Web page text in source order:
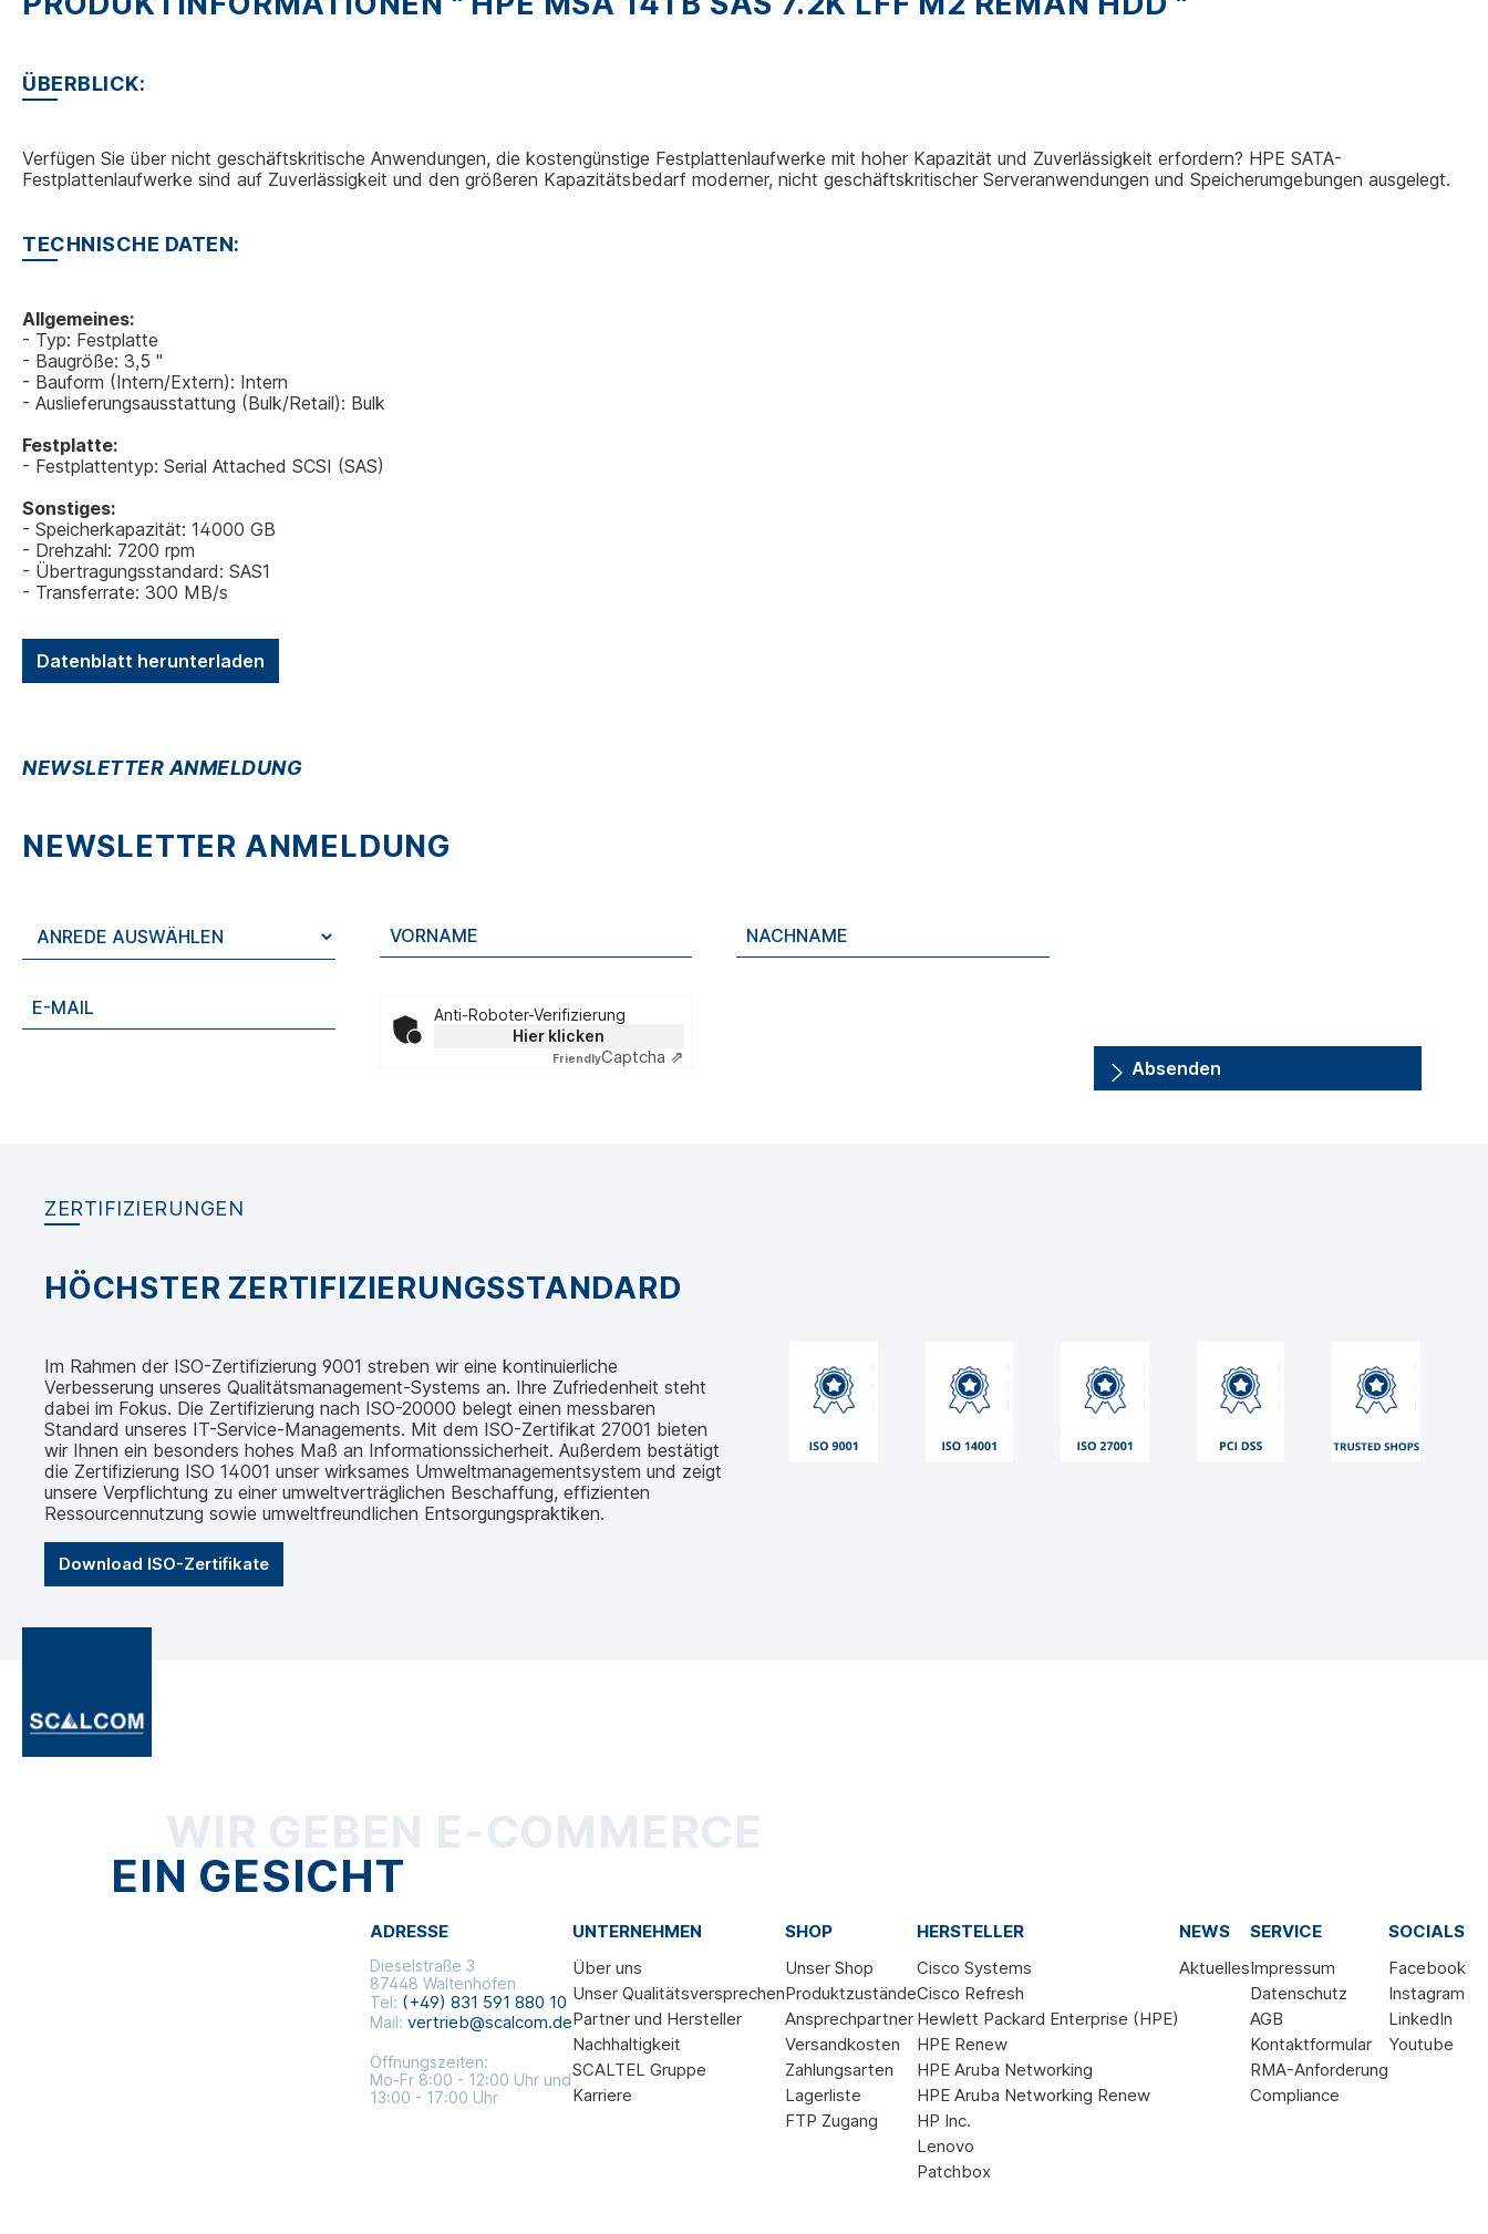
ÜBERBLICK:
Verfügen Sie über nicht geschäftskritische Anwendungen, die kostengünstige Festplattenlaufwerke mit hoher Kapazität und Zuverlässigkeit erfordern? HPE SATA-
Festplattenlaufwerke sind auf Zuverlässigkeit und den größeren Kapazitätsbedarf moderner, nicht geschäftskritischer Serveranwendungen und Speicherumgebungen ausgelegt.
TECHNISCHE DATEN:
Allgemeines:
- Typ: Festplatte
- Baugröße: 3,5 "
- Bauform (Intern/Extern): Intern
- Auslieferungsausstattung (Bulk/Retail): Bulk
Festplatte:
- Festplattentyp: Serial Attached SCSI (SAS)
Sonstiges:
- Speicherkapazität: 14000 GB
- Drehzahl: 7200 rpm
- Übertragungsstandard: SAS1
- Transferrate: 300 MB/s
Datenblatt herunterladen
NEWSLETTER ANMELDUNG
NEWSLETTER ANMELDUNG
Anti-Roboter-Verifizierung
Hier klicken
FriendlyCaptcha ⇗
Absenden
ZERTIFIZIERUNGEN
HÖCHSTER ZERTIFIZIERUNGSSTANDARD
Im Rahmen der ISO-Zertifizierung 9001 streben wir eine kontinuierliche
Verbesserung unseres Qualitätsmanagement-Systems an. Ihre Zufriedenheit steht
dabei im Fokus. Die Zertifizierung nach ISO-20000 belegt einen messbaren
Standard unseres IT-Service-Managements. Mit dem ISO-Zertifikat 27001 bieten
wir Ihnen ein besonders hohes Maß an Informationssicherheit. Außerdem bestätigt
die Zertifizierung ISO 14001 unser wirksames Umweltmanagementsystem und zeigt
unsere Verpflichtung zu einer umweltverträglichen Beschaffung, effizienten
Ressourcennutzung sowie umweltfreundlichen Entsorgungspraktiken.
Download ISO-Zertifikate
WIR GEBEN E-COMMERCE
EIN GESICHT
ADRESSE
Dieselstraße 3
87448 Waltenhofen
Tel: (+49) 831 591 880 10
Mail: vertrieb@scalcom.de
Öffnungszeiten:
Mo-Fr 8:00 - 12:00 Uhr und
13:00 - 17:00 Uhr
UNTERNEHMEN
Über uns
Unser Qualitätsversprechen
Partner und Hersteller
Nachhaltigkeit
SCALTEL Gruppe
Karriere
SHOP
Unser Shop
Produktzustände
Ansprechpartner
Versandkosten
Zahlungsarten
Lagerliste
FTP Zugang
HERSTELLER
Cisco Systems
Cisco Refresh
Hewlett Packard Enterprise (HPE)
HPE Renew
HPE Aruba Networking
HPE Aruba Networking Renew
HP Inc.
Lenovo
Patchbox
NEWS
Aktuelles
SERVICE
Impressum
Datenschutz
AGB
Kontaktformular
RMA-Anforderung
Compliance
SOCIALS
Facebook
Instagram
LinkedIn
Youtube